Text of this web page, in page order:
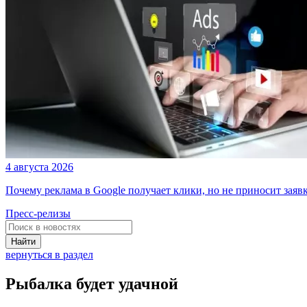
4 августа 2026
Почему реклама в Google получает клики, но не приносит
Пресс-релизы
Найти
вернуться в раздел
Рыбалка будет удачной